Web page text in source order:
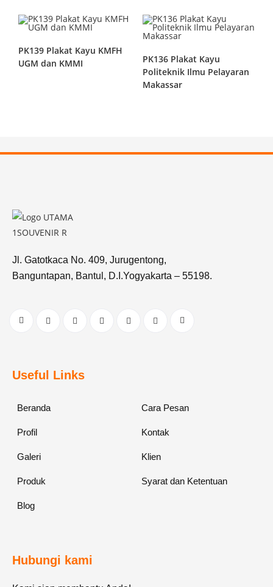
PK139 Plakat Kayu KMFH
UGM dan KMMI
PK136 Plakat Kayu
Politeknik Ilmu Pelayaran
Makassar
Jl. Gatotkaca No. 409, Jurugentong,
Banguntapan, Bantul, D.I.Yogyakarta – 55198.
Useful Links
Beranda
Profil
Galeri
Produk
Blog
Cara Pesan
Kontak
Klien
Syarat dan Ketentuan
Hubungi kami